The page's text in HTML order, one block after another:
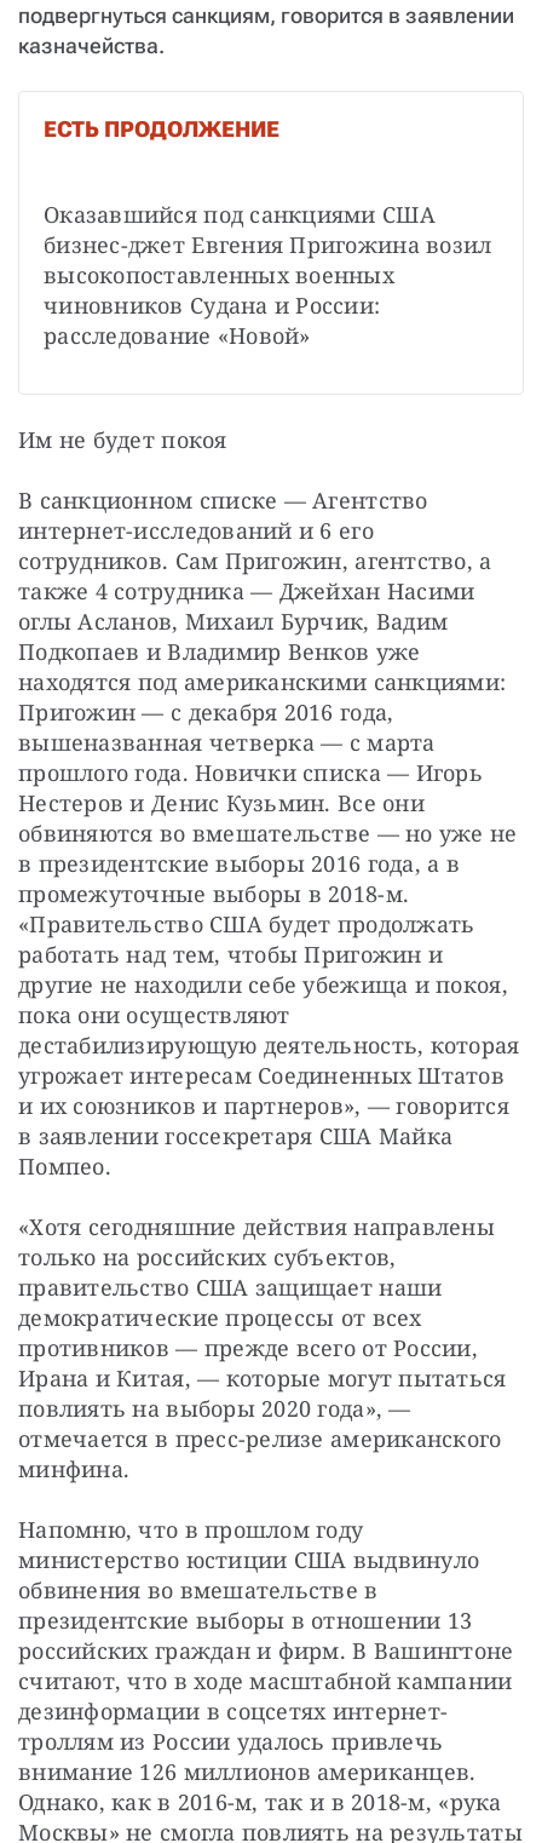
подвергнуться санкциям, говорится в заявлении
казначейства.
ЕСТЬ ПРОДОЛЖЕНИЕ
Оказавшийся под санкциями США
бизнес-джет Евгения Пригожина возил
высокопоставленных военных
чиновников Судана и России:
расследование «Новой»
Им не будет покоя
В санкционном списке — Агентство
интернет-исследований и 6 его
сотрудников. Сам Пригожин, агентство, а
также 4 сотрудника — Джейхан Насими
оглы Асланов, Михаил Бурчик, Вадим
Подкопаев и Владимир Венков уже
находятся под американскими санкциями:
Пригожин — с декабря 2016 года,
вышеназванная четверка — с марта
прошлого года. Новички списка — Игорь
Нестеров и Денис Кузьмин. Все они
обвиняются во вмешательстве — но уже не
в президентские выборы 2016 года, а в
промежуточные выборы в 2018-м.
«Правительство США будет продолжать
работать над тем, чтобы Пригожин и
другие не находили себе убежища и покоя,
пока они осуществляют
дестабилизирующую деятельность, которая
угрожает интересам Соединенных Штатов
и их союзников и партнеров», — говорится
в заявлении госсекретаря США Майка
Помпео.
«Хотя сегодняшние действия направлены
только на российских субъектов,
правительство США защищает наши
демократические процессы от всех
противников — прежде всего от России,
Ирана и Китая, — которые могут пытаться
повлиять на выборы 2020 года», —
отмечается в пресс-релизе американского
минфина.
Напомню, что в прошлом году
министерство юстиции США выдвинуло
обвинения во вмешательстве в
президентские выборы в отношении 13
российских граждан и фирм. В Вашингтоне
считают, что в ходе масштабной кампании
дезинформации в соцсетях интернет-
троллям из России удалось привлечь
внимание 126 миллионов американцев.
Однако, как в 2016-м, так и в 2018-м, «рука
Москвы» не смогла повлиять на результаты